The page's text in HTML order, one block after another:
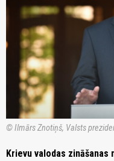
© Ilmārs Znotiņš, Valsts
Krievu valodas